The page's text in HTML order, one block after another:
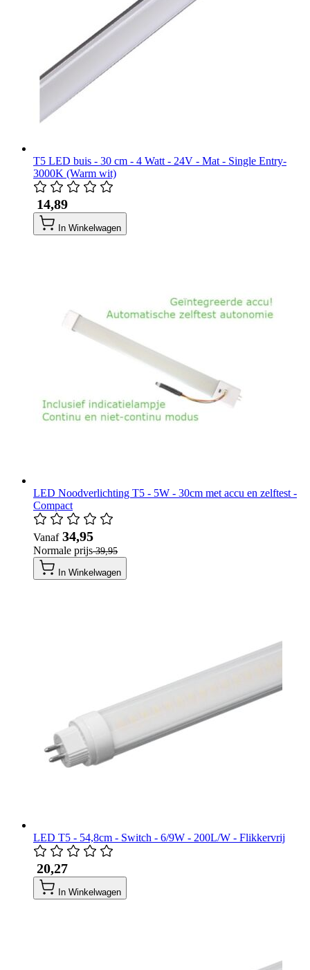
T5 LED buis - 30 cm - 4 Watt - 24V - Mat - Single Entry-
3000K (Warm wit)
​ 14,89
In Winkelwagen
LED Noodverlichting T5 - 5W - 30cm met accu en zelftest -
Compact
Vanaf​ 34,95
Normale prijs​ 39,95
In Winkelwagen
LED T5 - 54,8cm - Switch - 6/9W - 200L/W - Flikkervrij
​ 20,27
In Winkelwagen